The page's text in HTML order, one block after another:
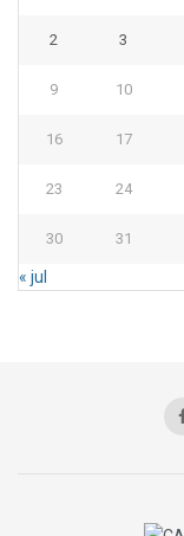
2 3
9 10
16 17
23 24
30 31
« jul